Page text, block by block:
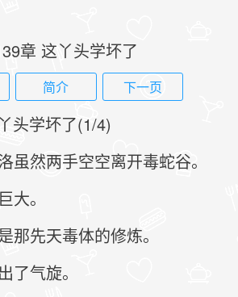
章 这丫头学坏了
简介 下一页
头学坏了(1/4)
虽然两手空空离开毒蛇谷。
大。
那先天毒体的修炼。
了气旋。